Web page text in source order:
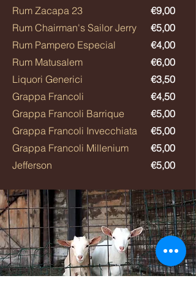
Rum Zacapa 23
Rum Chairman's Sailor Jerry
Rum Pampero Especial
Rum Matusalem
Liquori Generici
Grappa Francoli
Grappa Francoli Barrique
Grappa Francoli Invecchiata
Grappa Francoli Millenium
Jefferson
€9,00
€5,00
€4,00
€6,00
€3,50
€4,50
€5,00
€5,00
€5,00
€5,00